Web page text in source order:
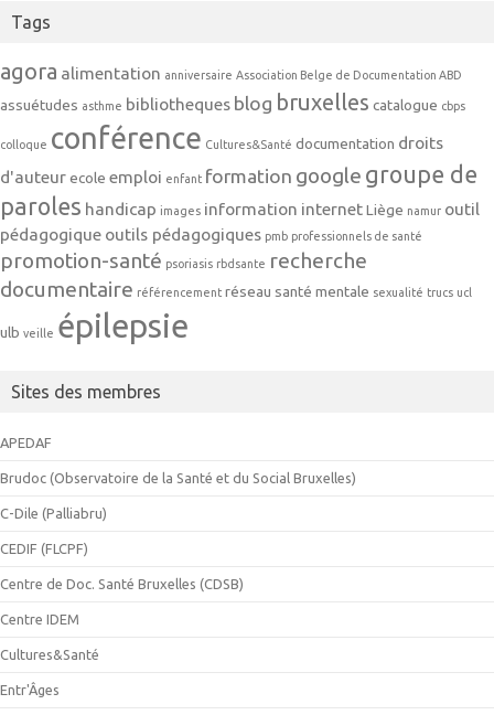
Tags
agora alimentation anniversaire Association Belge de Documentation ABD
assuétudes asthme bibliotheques blog bruxelles catalogue cbps
colloque conférence Cultures&Santé documentation droits
d'auteur ecole emploi enfant formation google groupe de
paroles handicap images information internet Liège namur outil
pédagogique outils pédagogiques pmb professionnels de santé
promotion-santé psoriasis rbdsante recherche
documentaire référencement réseau santé mentale sexualité trucs ucl
ulb veille épilepsie
Sites des membres
APEDAF
Brudoc (Observatoire de la Santé et du Social Bruxelles)
C-Dile (Palliabru)
CEDIF (FLCPF)
Centre de Doc. Santé Bruxelles (CDSB)
Centre IDEM
Cultures&Santé
Entr'Âges